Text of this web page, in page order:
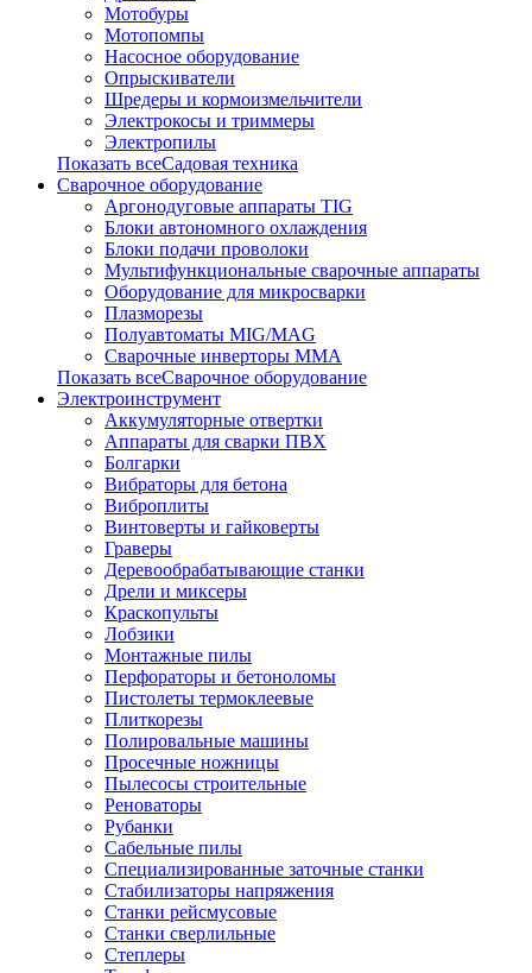
Мотобуры
Мотопомпы
Насосное оборудование
Опрыскиватели
Шредеры и кормоизмельчители
Электрокосы и триммеры
Электропилы
Показать всеСадовая техника
Сварочное оборудование
Аргонодуговые аппараты TIG
Блоки автономного охлаждения
Блоки подачи проволоки
Мультифункциональные сварочные аппараты
Оборудование для микросварки
Плазморезы
Полуавтоматы MIG/MAG
Сварочные инверторы ММА
Показать всеСварочное оборудование
Электроинструмент
Аккумуляторные отвертки
Аппараты для сварки ПВХ
Болгарки
Вибраторы для бетона
Виброплиты
Винтоверты и гайковерты
Граверы
Деревообрабатывающие станки
Дрели и миксеры
Краскопульты
Лобзики
Монтажные пилы
Перфораторы и бетоноломы
Пистолеты термоклеевые
Плиткорезы
Полировальные машины
Просечные ножницы
Пылесосы строительные
Реноваторы
Рубанки
Сабельные пилы
Специализированные заточные станки
Стабилизаторы напряжения
Станки рейсмусовые
Станки сверлильные
Степлеры